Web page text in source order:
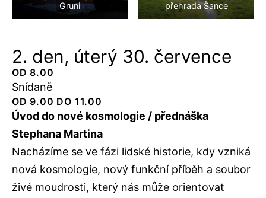
Gruni
přehrada Šance
2. den, úterý 30. července
OD 8.00
Snídaně
OD 9.00 DO 11.00
Úvod do nové kosmologie / přednáška
Stephana Martina
Nacházíme se ve fázi lidské historie, kdy vzniká
nová kosmologie, nový funkční příběh a soubor
živé moudrosti, který nás může orientovat